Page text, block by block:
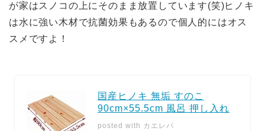
が家はスノコの上にそのまま放置しています(笑)ヒノキ
は水に強い木材で抗菌効果もあるので個人的にはオス
スメですよ！
国産ヒノキ 無垢 すのこ
90cm×55.5cm 風呂 押し入れ
posted with カエレバ